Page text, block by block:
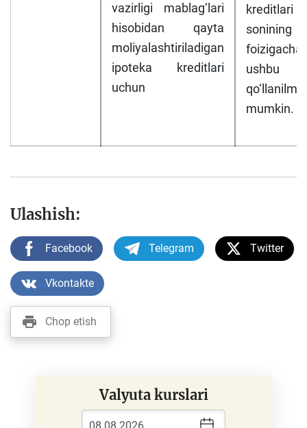
kreditlari
sonining
foizigacha
ushbu
mumkin.
vazirligi mablag‘lari
hisobidan qayta
moliyalashtiriladigan
ipoteka kreditlari
uchun
Ulashish:
Facebook Telegram Twitter
Vkontakte
Chop etish
Valyuta kurslari